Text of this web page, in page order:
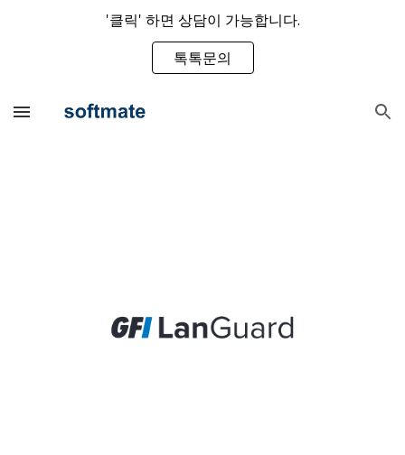
Skip to main content Skip to navigation
'클릭' 하면 상담이 가능합니다.
톡톡문의